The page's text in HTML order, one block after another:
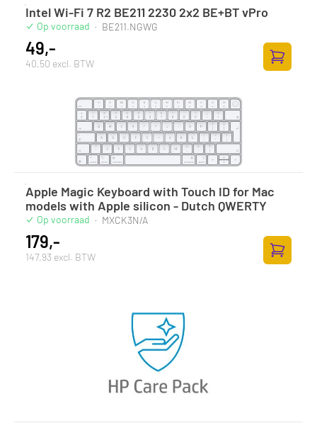
Intel Wi-Fi 7 R2 BE211 2230 2x2 BE+BT vPro
Op voorraad · BE211.NGWG
49,-
40,50 excl. BTW
Apple Magic Keyboard with Touch ID for Mac
models with Apple silicon - Dutch QWERTY
Op voorraad · MXCK3N/A
179,-
147,93 excl. BTW